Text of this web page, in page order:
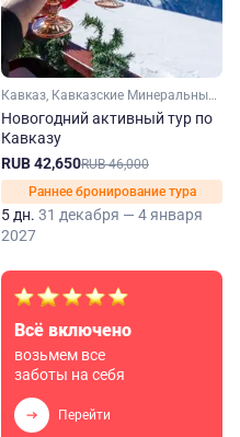
Кавказ, Кавказские Минеральные Воды, Домбай, Ингушетия, Эльбрус, Чечня, Кабардино-Балкария, Ставропольский край
Новогодний активный тур по
Кавказу
RUB 42,650RUB 46,000
Раннее бронирование тура
5 дн. 31 декабря — 4 января
2027
Всё включено
возьмем все
заботы на себя
Перейти